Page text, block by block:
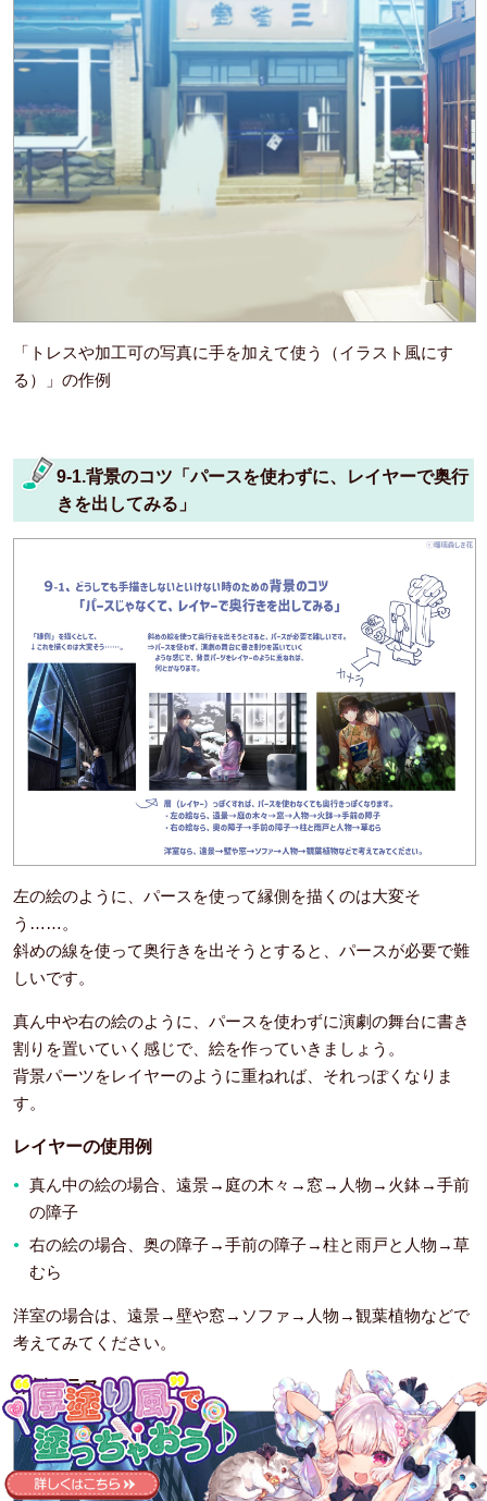
「トレスや加工可の写真に手を加えて使う（イラスト風にす
る）」の作例
9-1.背景のコツ「パースを使わずに、レイヤーで奥行
きを出してみる」
左の絵のように、パースを使って縁側を描くのは大変そ
う……。
斜めの線を使って奥行きを出そうとすると、パースが必要で難
しいです。
真ん中や右の絵のように、パースを使わずに演劇の舞台に書き
割りを置いていく感じで、絵を作っていきましょう。
背景パーツをレイヤーのように重ねれば、それっぽくなりま
す。
レイヤーの使用例
真ん中の絵の場合、遠景→庭の木々→窓→人物→火鉢→手前
の障子
右の絵の場合、奥の障子→手前の障子→柱と雨戸と人物→草
むら
洋室の場合は、遠景→壁や窓→ソファ→人物→観葉植物などで
考えてみてください。
作例イラスト